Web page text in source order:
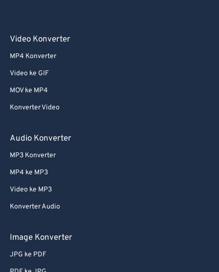
Video Konverter
MP4 Konverter
Video ke GIF
MOV ke MP4
Konverter Video
Audio Konverter
MP3 Konverter
MP4 ke MP3
Video ke MP3
Konverter Audio
Image Konverter
JPG ke PDF